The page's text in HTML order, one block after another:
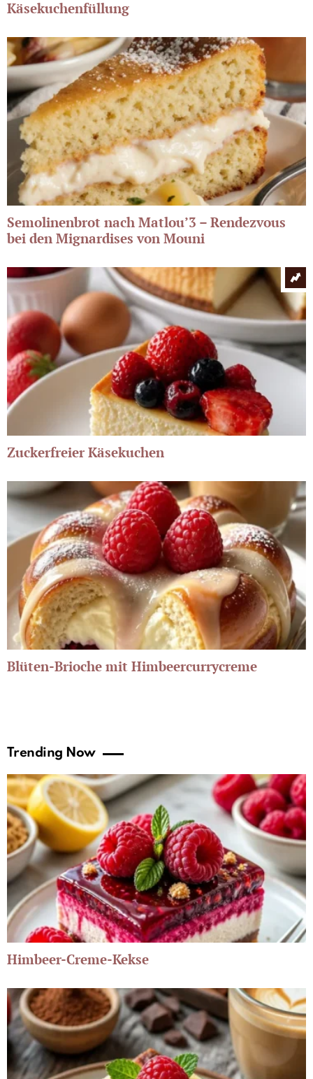
Käsekuchenfüllung
Semolinenbrot nach Matlou’3 – Rendezvous
bei den Mignardises von Mouni
Zuckerfreier Käsekuchen
Blüten-Brioche mit Himbeercurrycreme
Trending Now
Himbeer-Creme-Kekse